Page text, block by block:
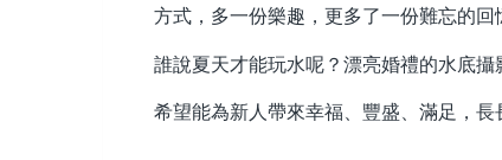
方式，多一份樂趣，更多了一份難忘的回
誰說夏天才能玩水呢？漂亮婚禮的水底攝
希望能為新人帶來幸福、豐盛、滿足，長